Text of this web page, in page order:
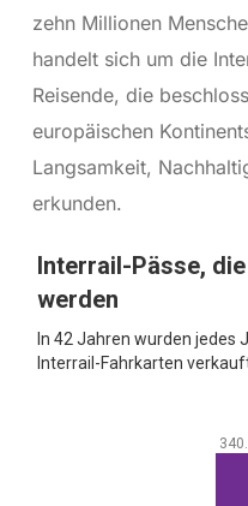
zehn Millionen
handelt sich um die
Reisende, die
europäischen
Langsamkeit,
erkunden.